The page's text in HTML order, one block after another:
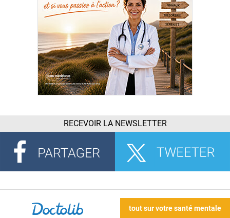
RECEVOIR LA NEWSLETTER
tout sur votre santé mentale